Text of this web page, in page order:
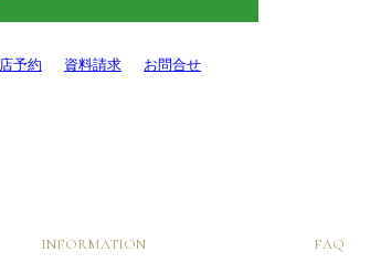
予約 資料請求 お問合せ
INFORMATION FAQ